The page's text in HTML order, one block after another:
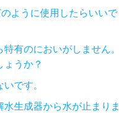
ように使用したらいいで
有のにおいがしません。
ょうか？
です。
生成器から水が止まりま